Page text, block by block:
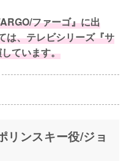
ファーゴ』に出
は、テレビシリーズ『サ
ています。
リンスキー役/ジョ